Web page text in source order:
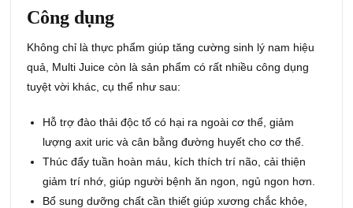
Công dụng
Không chỉ là thực phẩm giúp tăng cường sinh lý nam hiệu
quả, Multi Juice còn là sản phẩm có rất nhiều công dụng
tuyệt vời khác, cụ thể như sau:
Hỗ trợ đào thải độc tố có hại ra ngoài cơ thể, giảm
lượng axit uric và cân bằng đường huyết cho cơ thể.
Thúc đẩy tuần hoàn máu, kích thích trí não, cải thiện
giảm trí nhớ, giúp người bệnh ăn ngon, ngủ ngon hơn.
Bổ sung dưỡng chất cần thiết giúp xương chắc khỏe,